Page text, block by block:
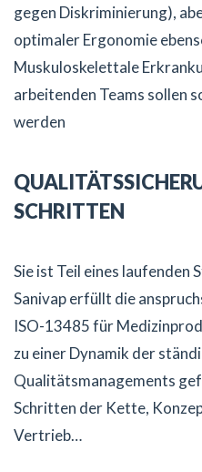
gegen Diskriminierung),
optimaler Ergonomie
Muskuloskelettale
arbeitenden Teams sollen
werden
SCHRITTEN
Sie ist Teil eines laufenden
Sanivap erfüllt die
ISO-13485 für
zu einer Dynamik der
Qualitätsmanagements
Schritten der Kette,
Vertrieb…